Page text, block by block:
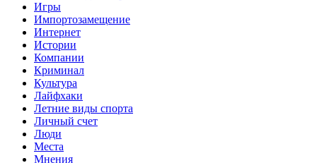
Игры
Импортозамещение
Интернет
Истории
Компании
Криминал
Культура
Лайфхаки
Летние виды спорта
Личный счет
Люди
Места
Мнения